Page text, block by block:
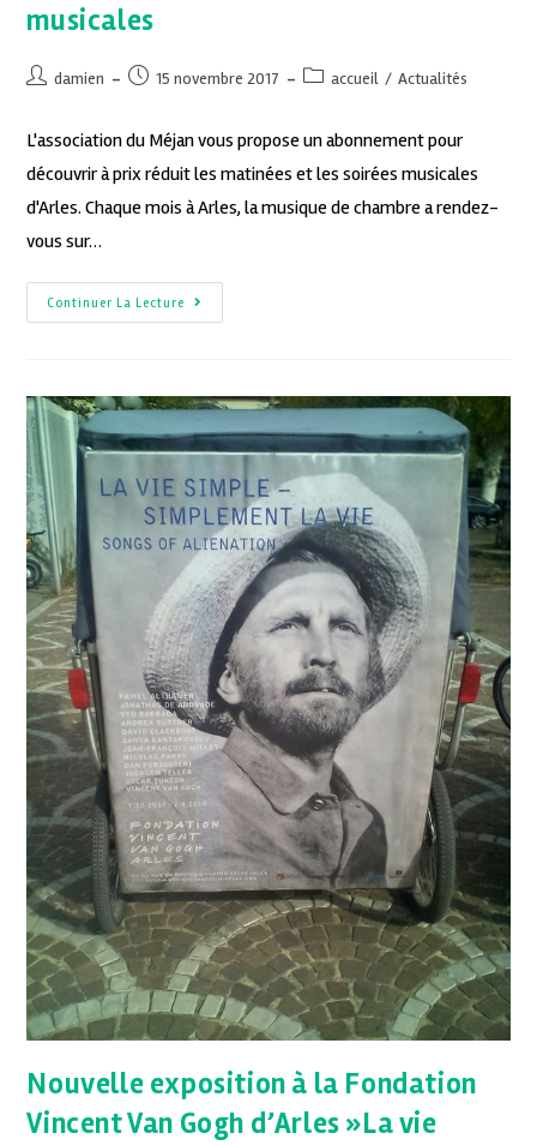
musicales
damien 15 novembre 2017 accueil / Actualités
L'association du Méjan vous propose un abonnement pour
découvrir à prix réduit les matinées et les soirées musicales
d'Arles. Chaque mois à Arles, la musique de chambre a rendez-
vous sur…
Continuer La Lecture
Nouvelle exposition à la Fondation
Vincent Van Gogh d’Arles »La vie